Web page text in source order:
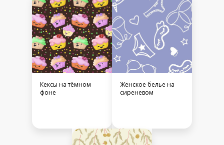
Кексы на тёмном
фоне
Женское белье на
сиреневом